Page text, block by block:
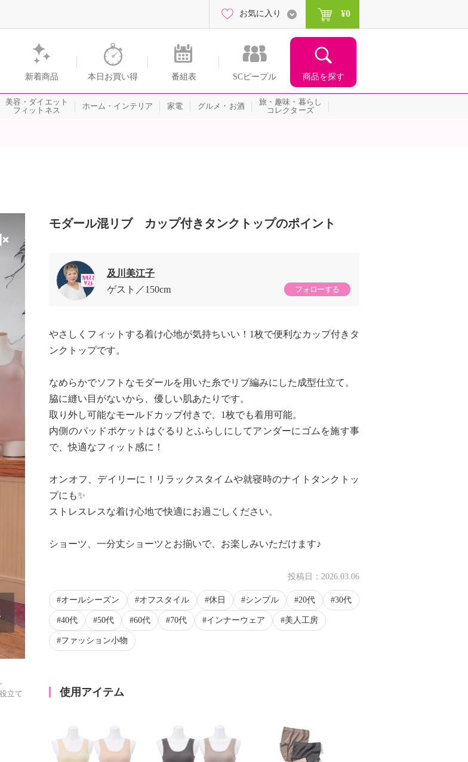
ビショッピングのショップチャンネル
新着商品 本日お買い得 番組表 SCピープル 商品を探す
お気に入り ¥0
美容・ダイエット
フィットネス
ホーム・インテリア 家電 グルメ・お酒
旅・趣味・暮らし
コレクターズ
立て
モダール混リブ カップ付きタンクトップのポイント
及川美江子
ゲスト
150cm フォローする
やさしくフィットする着け心地が気持ちいい！1枚で便利なカップ付きタ
ンクトップです。
なめらかでソフトなモダールを用いた糸でリブ編みにした成型仕立て。
脇に縫い目がないから、優しい肌あたりです。
取り外し可能なモールドカップ付きで、1枚でも着用可能。
内側のパッドポケットはぐるりとふらしにしてアンダーにゴムを施す事
で、快適なフィット感に！
オンオフ、デイリーに！リラックスタイムや就寝時のナイトタンクトッ
プにも✨
ストレスレスな着け心地で快適にお過ごしください。
ショーツ、一分丈ショーツとお揃いで、お楽しみいただけます♪
投稿日： 2026.03.06
オールシーズン オフスタイル 休日 シンプル 20代 30代
40代 50代 60代 70代 インナーウェア 美人工房
ファッション小物
使用アイテム